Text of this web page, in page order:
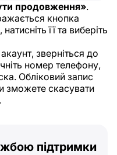
продовження».
кнопка
, натисніть її та виберіть
зверніться до
номер телефону,
Обліковий запис
зможете скасувати
підтримки